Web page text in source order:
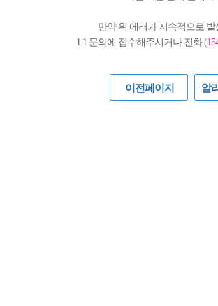
만약 위 에러가 지속적으로
1:1 문의에 접수해주시거나 전화 (
이전페이지 알